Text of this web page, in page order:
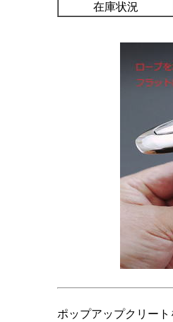
在庫状況
ポップアップクリー